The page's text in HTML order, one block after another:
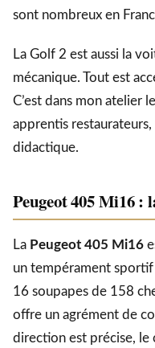
sont nombreux en
La Golf 2 est aussi la
mécanique. Tout est
C’est dans mon atelier
apprentis
didactique.
Peugeot 405 Mi16 :
La Peugeot 405 Mi16
un tempérament
16 soupapes de 158
offre un agrément de
direction est précise, le